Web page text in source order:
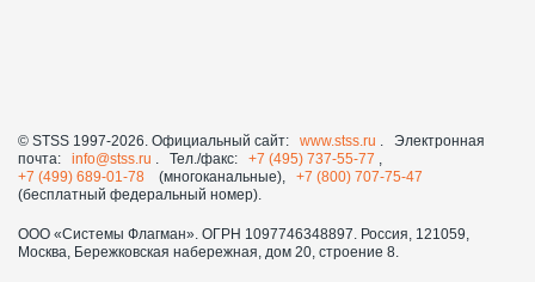
© STSS 1997-2026. Официальный сайт: www.stss.ru . Электронная
почта: info@stss.ru . Тел./факс: +7 (495) 737-55-77 ,
+7 (499) 689-01-78
(многоканальные), +7 (800) 707-75-47
(бесплатный федеральный номер).
ООО «Системы Флагман». ОГРН 1097746348897. Россия, 121059,
Москва, Бережковская набережная, дом 20, строение 8.